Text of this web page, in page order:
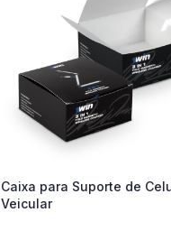
Caixa para Suporte de
Veicular